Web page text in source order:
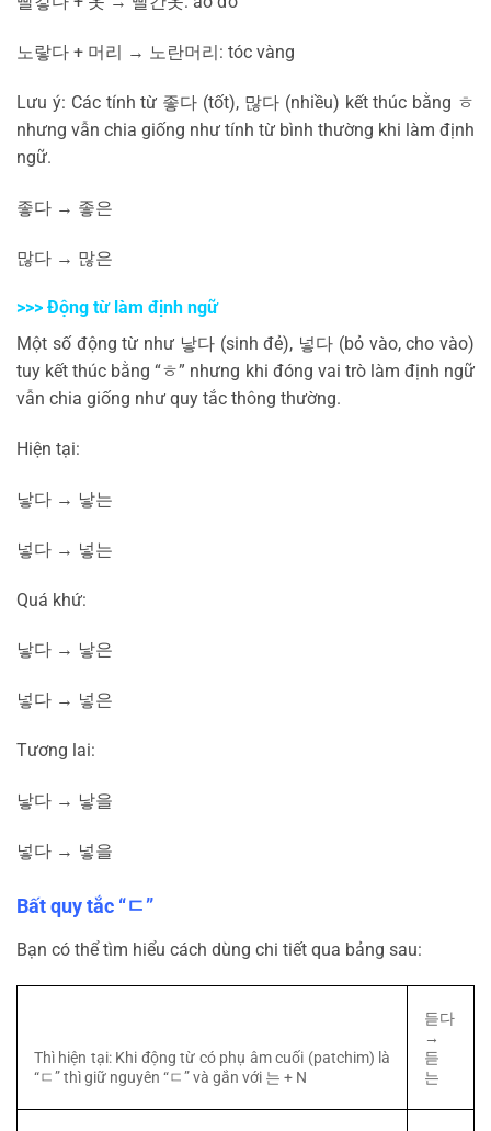
노랗다 + 머리 → 노란머리 : tóc vàng
Lưu ý: Các tính từ 좋다 (tốt), 많다(nhiều) kết thúc bằng ㅎ
nhưng vẫn chia giống như tính từ bình thường khi làm định
ngữ.
좋다 → 좋은
많다 → 많은
>>> Động từ làm định ngữ
Một số động từ như 낳다(sinh đẻ), 넣다 (bỏ vào, cho vào)
tuy kết thúc bằng “ㅎ” nhưng khi đóng vai trò làm định ngữ
vẫn chia giống như quy tắc thông thường.
Hiện tại:
낳다 → 낳는
넣다 → 넣는
Quá khứ:
낳다 → 낳은
넣다 → 넣은
Tương lai:
낳다 → 낳을
넣다 → 넣을
Bất quy tắc “ㄷ”
Bạn có thể tìm hiểu cách dùng chi tiết qua bảng sau:
Thì hiện tại: Khi động từ có phụ âm cuối (patchim) là
“ㄷ” thì giữ nguyên “ㄷ” và gắn với 는 + N
듣다
→
듣
는